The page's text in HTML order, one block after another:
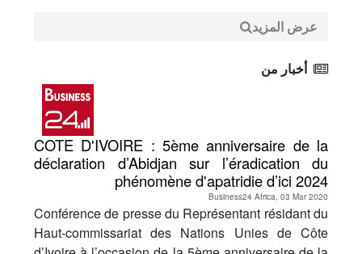
عرض المزيد
أخبار من
COTE D'IVOIRE : 5ème anniversaire de la
déclaration d’Abidjan sur l’éradication du
phénomène d'apatridie d’ici 2024
Business24 Africa, 03 Mar 2020
Conférence de presse du Représentant résidant du
Haut-commissariat des Nations Unies de Côte